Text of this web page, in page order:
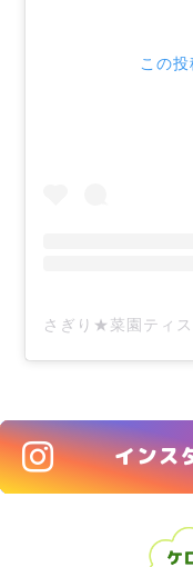
この
さぎり★菜園ティ
インス